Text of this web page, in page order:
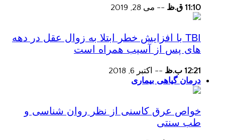
11:10 ق.ظ -- می 28, 2019
TBI با افزایش خطر ابتلا به زوال عقل در دهه
های پس از آسیب همراه است
12:21 ب.ظ -- اکتبر 6, 2018
درمان گیاهی بیماری
خواص عرق کاسنی از نظر روان شناسی و
طب سنتی